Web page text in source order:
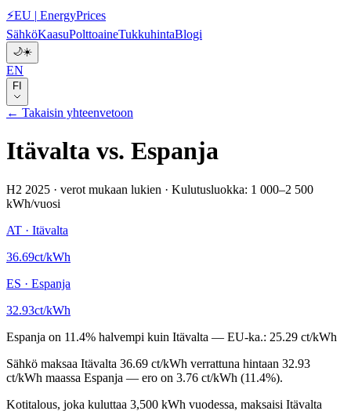
⚡EU | EnergyPrices
SähköKaasuPolttoaineTukkuhintaBlogi
🌙☀️
EN
FI
← Takaisin yhteenvetoon
Itävalta vs. Espanja
H2 2025 · verot mukaan lukien · Kulutusluokka: 1 000–2 500
kWh/vuosi
AT · Itävalta
36.69ct/kWh
ES · Espanja
32.93ct/kWh
Espanja on 11.4% halvempi kuin Itävalta — EU-ka.: 25.29 ct/kWh
Sähkö maksaa Itävalta 36.69 ct/kWh verrattuna hintaan 32.93
ct/kWh maassa Espanja — ero on 3.76 ct/kWh (11.4%).
Kotitalous, joka kuluttaa 3,500 kWh vuodessa, maksaisi Itävalta